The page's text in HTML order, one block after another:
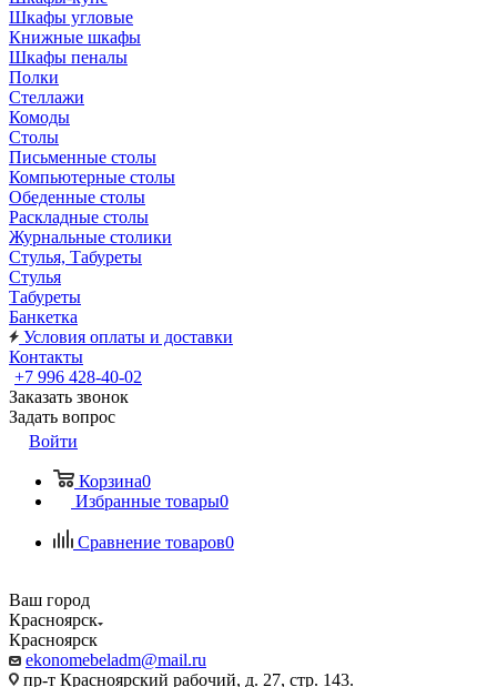
Шкафы угловые
Книжные шкафы
Шкафы пеналы
Полки
Стеллажи
Комоды
Столы
Письменные столы
Компьютерные столы
Обеденные столы
Раскладные столы
Журнальные столики
Стулья, Табуреты
Стулья
Табуреты
Банкетка
Условия оплаты и доставки
Контакты
+7 996 428-40-02
Заказать звонок
Задать вопрос
Войти
Корзина0
Избранные товары0
Сравнение товаров0
Ваш город
Красноярск
Красноярск
ekonomebeladm@mail.ru
пр-т Красноярский рабочий, д. 27, стр. 143.